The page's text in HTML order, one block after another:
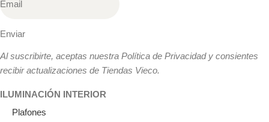
Enviar
Al suscribirte, aceptas nuestra Política de Privacidad y consientes
recibir actualizaciones de Tiendas Vieco.
ILUMINACIÓN INTERIOR
Plafones